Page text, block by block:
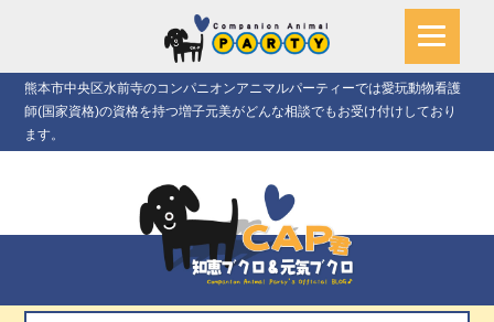
熊本市中央区水前寺のコンパニオンアニマルパーティーでは愛玩動物看護
師(国家資格)の資格を持つ増子元美がどんな相談でもお受け付けしており
ます。